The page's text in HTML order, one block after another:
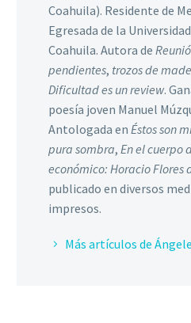
Coahuila). Residente de
Egresada de la
Coahuila. Autora de
pendientes, trozos de
Dificultad es un review.
poesía joven Manuel
Antologada en Éstos son
pura sombra, En el cuerpo
económico: Horacio Flores
publicado en diversos
impresos.
Más artículos de